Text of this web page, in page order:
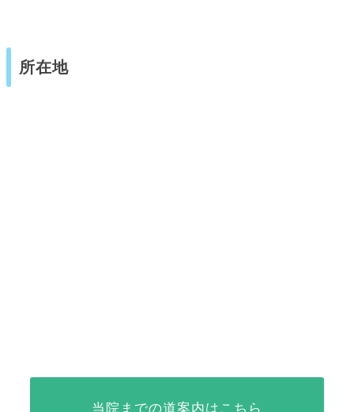
所在地
当院までの道案内はこちら